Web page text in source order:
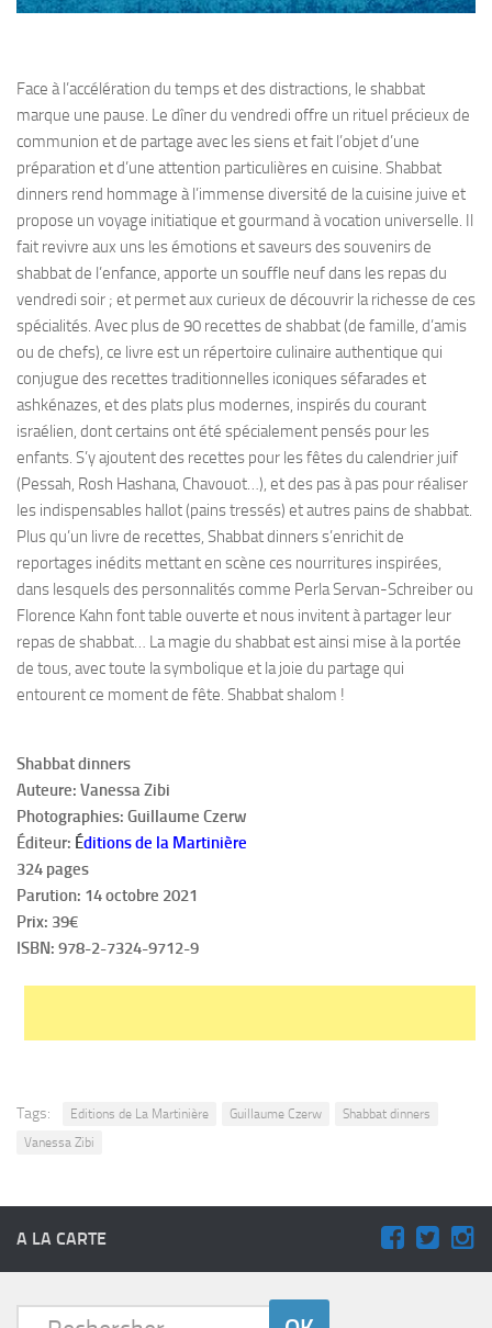
Face à l’accélération du temps et des distractions, le shabbat
marque une pause. Le dîner du vendredi offre un rituel précieux de
communion et de partage avec les siens et fait l’objet d’une
préparation et d’une attention particulières en cuisine. Shabbat
dinners rend hommage à l’immense diversité de la cuisine juive et
propose un voyage initiatique et gourmand à vocation universelle. Il
fait revivre aux uns les émotions et saveurs des souvenirs de
shabbat de l’enfance, apporte un souffle neuf dans les repas du
vendredi soir ; et permet aux curieux de découvrir la richesse de ces
spécialités. Avec plus de 90 recettes de shabbat (de famille, d’amis
ou de chefs), ce livre est un répertoire culinaire authentique qui
conjugue des recettes traditionnelles iconiques séfarades et
ashkénazes, et des plats plus modernes, inspirés du courant
israélien, dont certains ont été spécialement pensés pour les
enfants. S’y ajoutent des recettes pour les fêtes du calendrier juif
(Pessah, Rosh Hashana, Chavouot…), et des pas à pas pour réaliser
les indispensables hallot (pains tressés) et autres pains de shabbat.
Plus qu’un livre de recettes, Shabbat dinners s’enrichit de
reportages inédits mettant en scène ces nourritures inspirées,
dans lesquels des personnalités comme Perla Servan-Schreiber ou
Florence Kahn font table ouverte et nous invitent à partager leur
repas de shabbat… La magie du shabbat est ainsi mise à la portée
de tous, avec toute la symbolique et la joie du partage qui
entourent ce moment de fête. Shabbat shalom !
Shabbat dinners
Auteure: Vanessa Zibi
Photographies: Guillaume Czerw
Éditeur: Éditions de la Martinière
324 pages
Parution: 14 octobre 2021
Prix: 39€
ISBN: 978-2-7324-9712-9
Tags: Editions de La Martinière Guillaume Czerw
Shabbat dinners
Vanessa Zibi
A LA CARTE